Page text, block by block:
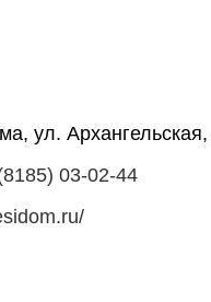
ул.
03-02-44